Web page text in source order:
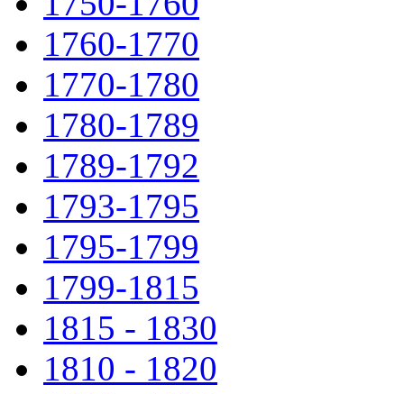
1760-1770
1770-1780
1780-1789
1789-1792
1793-1795
1795-1799
1799-1815
1815 - 1830
1810 - 1820